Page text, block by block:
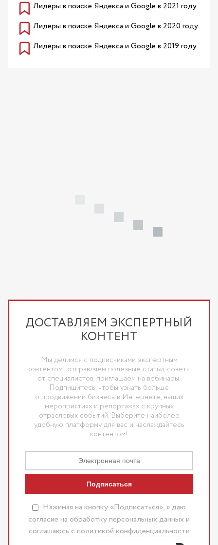
Лидеры в поиске Яндекса и Google в 2021 году
Лидеры в поиске Яндекса и Google в 2020 году
Лидеры в поиске Яндекса и Google в 2019 году
ДОСТАВЛЯЕМ ЭКСПЕРТНЫЙ
КОНТЕНТ
Мы делимся с подписчиками экспертным
контентом: отправляем полезные статьи, советы
от специалистов, приглашаем на вебинары.
Подпишитесь, чтобы узнать больше
о продвижении бизнеса в Интернете, наших
мероприятиях и репортажах с крупных
отраслевых событий. Выберите наиболее
удобную платформу для вас и наслаждайтесь
контентом!
Подписаться
Нажимая на кнопку «Подписаться», я даю
согласие на обработку персональных данных и
соглашаюсь c политикой конфиденциальности